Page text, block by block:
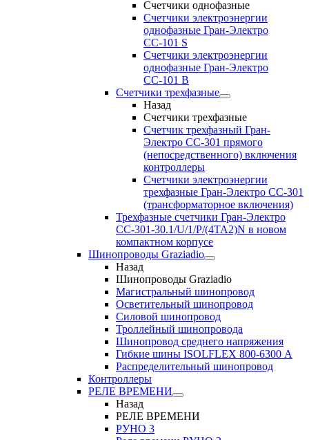
Счетчики однофазные
Счетчики электроэнергии
однофазные Гран-Электро
СС-101 S
Счетчики электроэнергии
однофазные Гран-Электро
СС-101 B
Счетчики трехфазные
Назад
Счетчики трехфазные
Счетчик трехфазный Гран-
Электро CC-301 прямого
(непосредственного) включения
контроллеры
Счетчики электроэнергии
трехфазные Гран-Электро CC-301
(трансформаторное включения)
Трехфазные счетчики Гран-Электро
СС-301-30.1/U/1/P/(4TA2)N в новом
компактном корпусе
Шинопроводы Graziadio
Назад
Шинопроводы Graziadio
Магистральный шинопровод
Осветительный шинопровод
Силовой шинопровод
Троллейный шинопровода
Шинопровод среднего напряжения
Гибкие шины ISOLFLEX 800-6300 А
Распределительный шинопровод
Контроллеры
РЕЛЕ ВРЕМЕНИ
Назад
РЕЛЕ ВРЕМЕНИ
РУНО 3